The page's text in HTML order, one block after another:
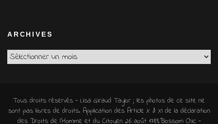
ARCHIVES
Archives
Tous droits réservés - Lisa Giraud Taylor ; les photos de ce site ne
sont pas libres de droits. Application des Article X & XI de la déclaration
des Droits de l'Homme et du Citoyen 26 août 1789.Blossom Chic -